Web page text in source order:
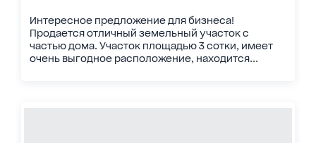
Интересное предложение для бизнеса!
Продается отличный земельный участок с
частью дома. Участок площадью 3 сотки, имеет
очень выгодное расположение, находится...